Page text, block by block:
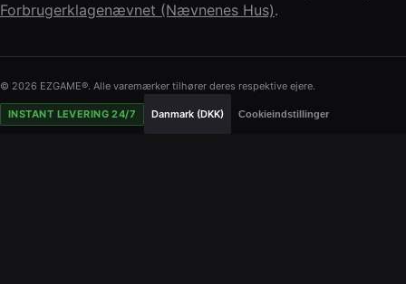
Forbrugerklagenævnet (Nævnenes Hus).
© 2026 EZGAME®. Alle varemærker tilhører deres respektive ejere.
INSTANT LEVERING 24/7 Danmark (DKK) Cookieindstillinger